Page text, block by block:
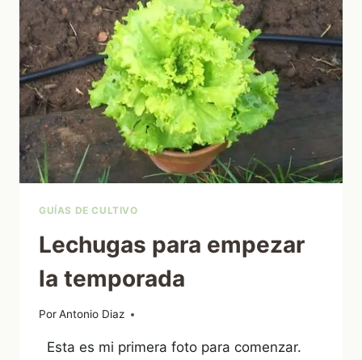
GUÍAS DE CULTIVO
Lechugas para empezar
la temporada
PorAntonio Diaz
27/04/2010
Esta es mi primera foto para comenzar.